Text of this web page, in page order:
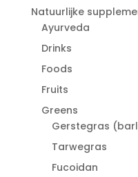
Natuurlijke
Ayurveda
Drinks
Foods
Fruits
Greens
Gerstegras
Tarwegras
Fucoidan